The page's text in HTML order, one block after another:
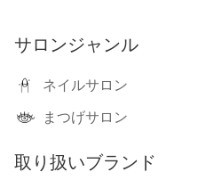
サロンジャンル
ネイルサロン
まつげサロン
取り扱いブランド